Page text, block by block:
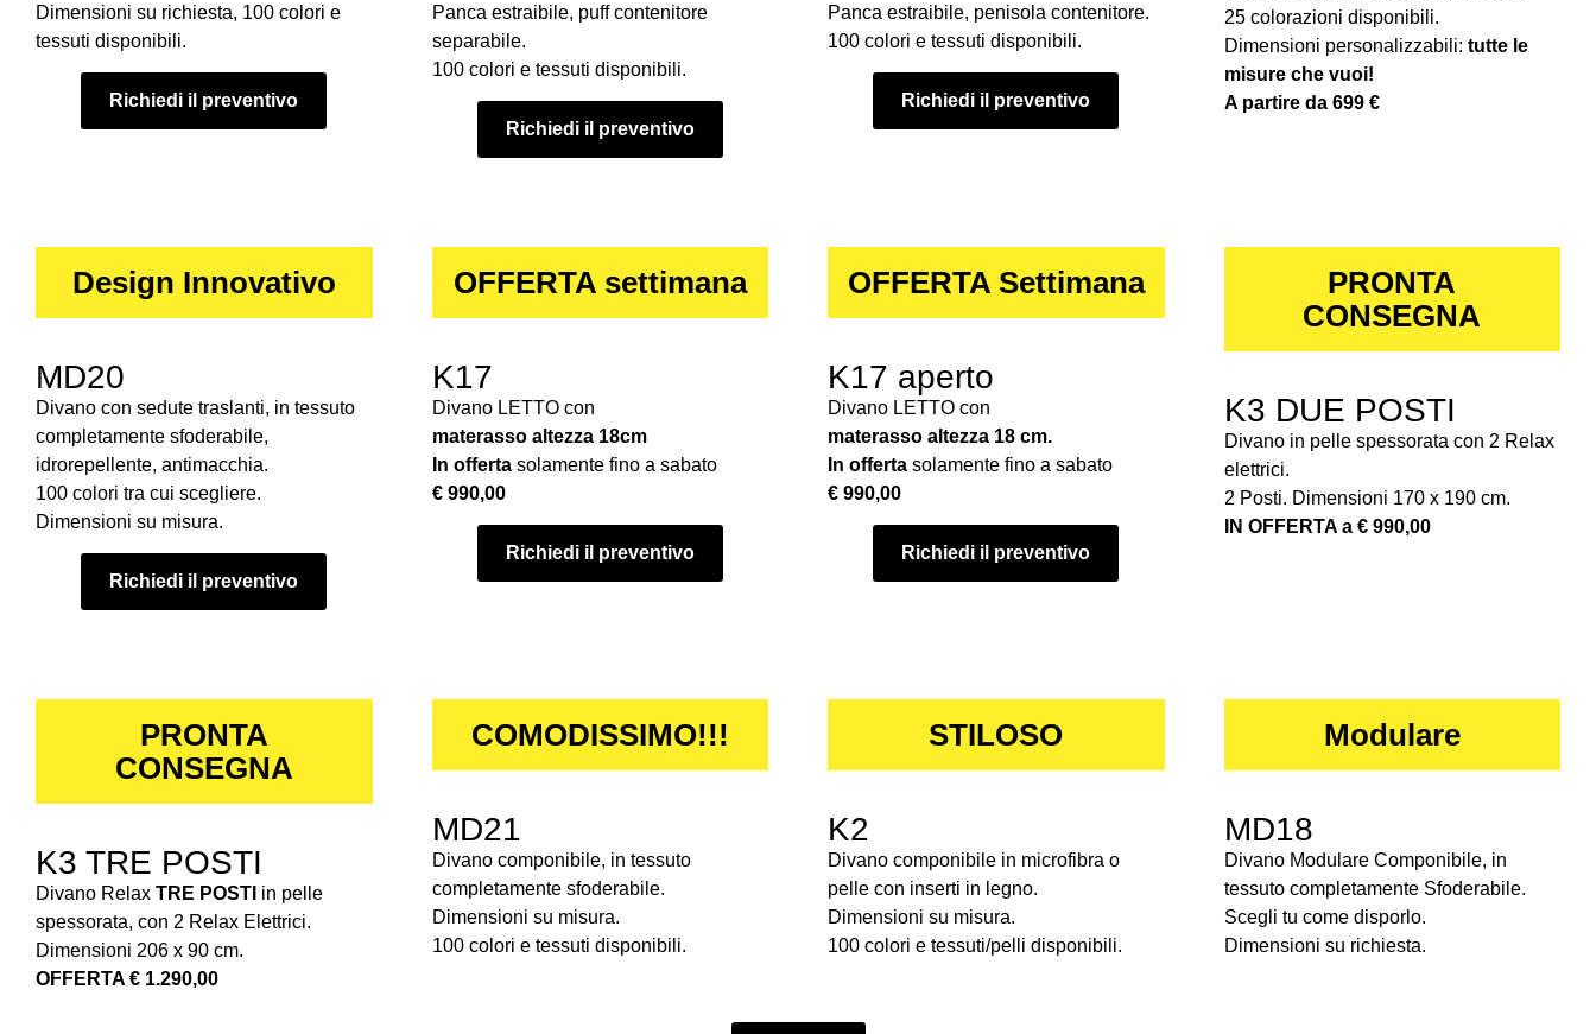
Dimensioni su richiesta, 100 colori e
tessuti disponibili.
Richiedi il preventivo
Panca estraibile, puff contenitore
separabile.
100 colori e tessuti disponibili.
Richiedi il preventivo
Panca estraibile, penisola contenitore.
100 colori e tessuti disponibili.
Richiedi il preventivo
25 colorazioni disponibili.
Dimensioni personalizzabili: tutte le
misure che vuoi!
A partire da 699 €
Design Innovativo
MD20
Divano con sedute traslanti, in tessuto
completamente sfoderabile,
idrorepellente, antimacchia.
100 colori tra cui scegliere.
Dimensioni su misura.
Richiedi il preventivo
OFFERTA settimana
K17
Divano LETTO con
materasso altezza 18cm
In offertasolamente fino a sabato
€ 990,00
Richiedi il preventivo
OFFERTA Settimana
K17 aperto
Divano LETTO con
materasso altezza 18 cm.
In offerta solamente fino a sabato
€ 990,00
Richiedi il preventivo
PRONTA
CONSEGNA
K3 DUE POSTI
Divano in pelle spessorata con 2 Relax
elettrici.
2 Posti. Dimensioni 170 x 190 cm.
IN OFFERTA a € 990,00
PRONTA
CONSEGNA
K3 TRE POSTI
Divano Relax TRE POSTI in pelle
spessorata, con 2 Relax Elettrici.
Dimensioni 206 x 90 cm.
OFFERTA € 1.290,00
COMODISSIMO!!!
MD21
Divano componibile, in tessuto
completamente sfoderabile.
Dimensioni su misura.
100 colori e tessuti disponibili.
STILOSO
K2
Divano componibile in microfibra o
pelle con inserti in legno.
Dimensioni su misura.
100 colori e tessuti/pelli disponibili.
Modulare
MD18
Divano Modulare Componibile, in
tessuto completamente Sfoderabile.
Scegli tu come disporlo.
Dimensioni su richiesta.